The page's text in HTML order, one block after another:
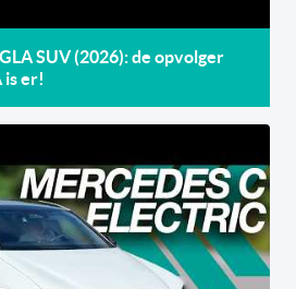
SUV (2026): de opvolger
is er!